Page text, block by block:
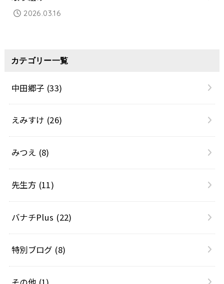
2026.03.16
カテゴリー一覧
中田郷子 (33)
えみすけ (26)
みつえ (8)
先生方 (11)
バナチPlus (22)
特別ブログ (8)